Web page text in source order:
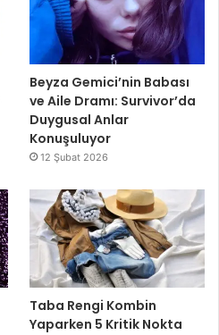
Beyza Gemici’nin Babası
ve Aile Dramı: Survivor’da
Duygusal Anlar
Konuşuluyor
12 Şubat 2026
Taba Rengi Kombin
Yaparken 5 Kritik Nokta